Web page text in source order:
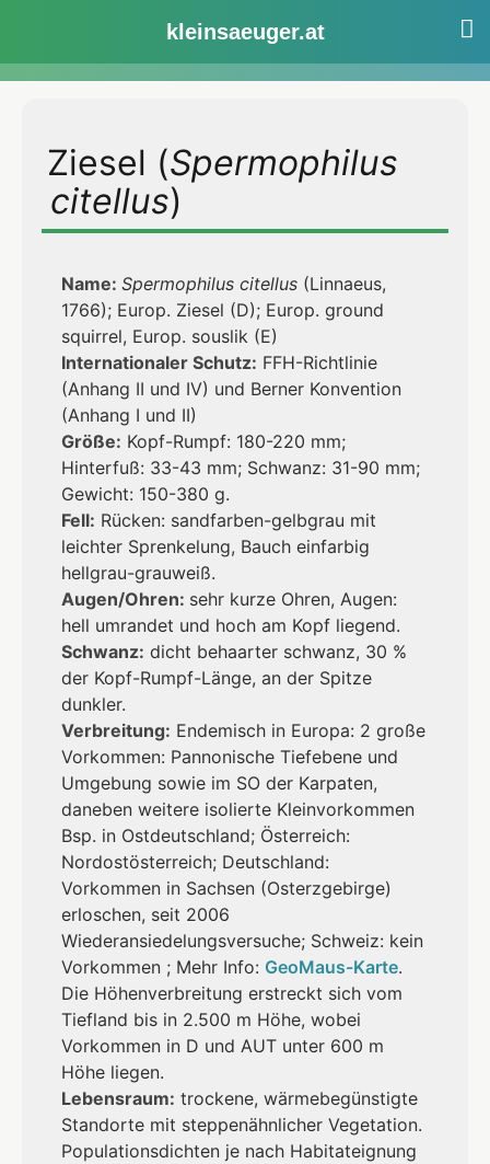
Zum
springen
Hörnchen
Ziesel (Spermophilus
citellus)
Name: Spermophilus citellus (Linnaeus,
1766); Europ. Ziesel (D); Europ. ground
squirrel, Europ. souslik (E)
Internationaler Schutz: FFH-Richtlinie
(Anhang II und IV) und Berner Konvention
(Anhang I und II)
Größe: Kopf-Rumpf: 180-220 mm;
Hinterfuß: 33-43 mm; Schwanz: 31-90 mm;
Gewicht: 150-380 g.
Fell: Rücken: sandfarben-gelbgrau mit
leichter Sprenkelung, Bauch einfarbig
hellgrau-grauweiß.
Augen/Ohren: sehr kurze Ohren, Augen:
hell umrandet und hoch am Kopf liegend.
Schwanz: dicht behaarter schwanz, 30 %
der Kopf-Rumpf-Länge, an der Spitze
dunkler.
Verbreitung: Endemisch in Europa: 2 große
Vorkommen: Pannonische Tiefebene und
Umgebung sowie im SO der Karpaten,
daneben weitere isolierte Kleinvorkommen
Bsp. in Ostdeutschland; Österreich:
Nordostösterreich; Deutschland:
Vorkommen in Sachsen (Osterzgebirge)
erloschen, seit 2006
Wiederansiedelungsversuche; Schweiz: kein
Vorkommen ; Mehr Info: GeoMaus-Karte.
Die Höhenverbreitung erstreckt sich vom
Tiefland bis in 2.500 m Höhe, wobei
Vorkommen in D und AUT unter 600 m
Höhe liegen.
Lebensraum: trockene, wärmebegünstigte
Standorte mit steppenähnlicher Vegetation.
Populationsdichten je nach Habitateignung
kleinsaeuger.at